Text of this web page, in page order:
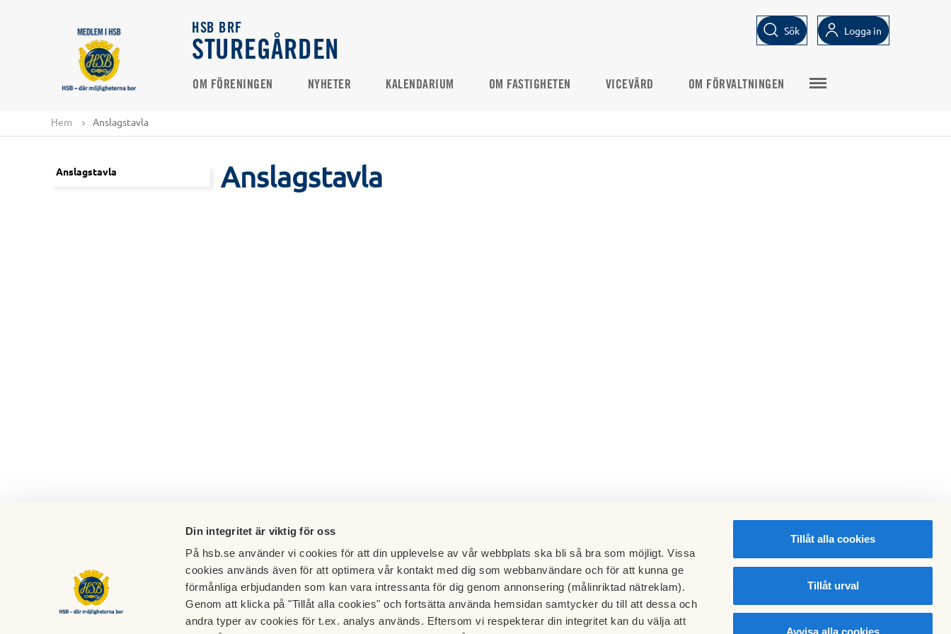
Din integritet är viktig för oss
På hsb.se använder vi cookies för att din upplevelse av vår webbplats ska bli så bra som möjligt. Vissa
cookies används även för att optimera vår kontakt med dig som webbanvändare och för att kunna ge
förmånliga erbjudanden som kan vara intressanta för dig genom annonsering (målinriktad nätreklam).
Genom att klicka på "Tillåt alla cookies" och fortsätta använda hemsidan samtycker du till att dessa och
andra typer av cookies för t.ex. analys används. Eftersom vi respekterar din integritet kan du välja att
Tillåt alla cookies
Tillåt urval
Avvisa alla cookies
HSB BRF
STUREGÅRDEN
Sök Logga in
OM FÖRENINGEN NYHETER KALENDARIUM OM FASTIGHETEN VICEVÄRD OM FÖRVALTNINGEN
Hem Anslagstavla
Anslagstavla Anslagstavla
Brf Sturegården